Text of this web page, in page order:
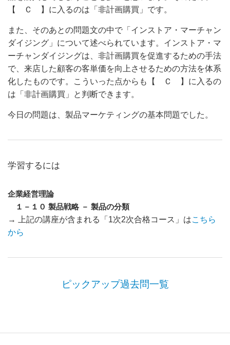
【 Ｃ 】に入るのは「非計画購買」です。
また、そのあとの問題文の中で「インストア・マーチャン
ダイジング」について述べられています。インストア・マ
ーチャンダイジングは、非計画購買を促進するための手法
で、来店した顧客の客単価を向上させるための方法を体系
化したものです。こういった点からも【 Ｃ 】に入るの
は「非計画購買」と判断できます。
今日の問題は、製品マーケティングの基本問題でした。
学習するには
企業経営理論
１－１０ 製品戦略 － 製品の分類
→ 上記の講座が含まれる「1次2次合格コース」はこちら
から
ピックアップ過去問一覧